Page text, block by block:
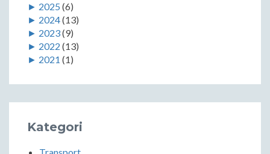
► 2025 (6)
► 2024(13)
► 2023(9)
► 2022 (13)
► 2021 (1)
Kategori